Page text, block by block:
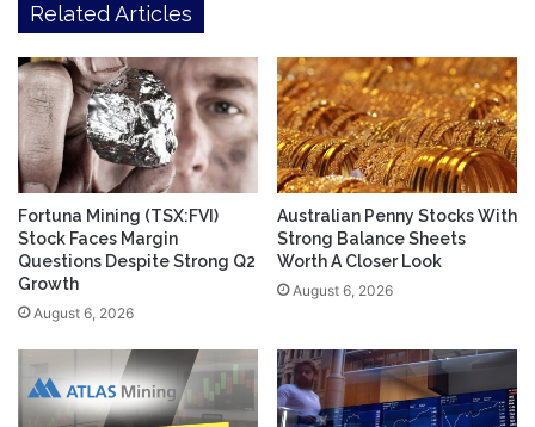
Related Articles
Fortuna Mining (TSX:FVI)
Stock Faces Margin
Questions Despite Strong Q2
Growth
August 6, 2026
Australian Penny Stocks With
Strong Balance Sheets
Worth A Closer Look
August 6, 2026